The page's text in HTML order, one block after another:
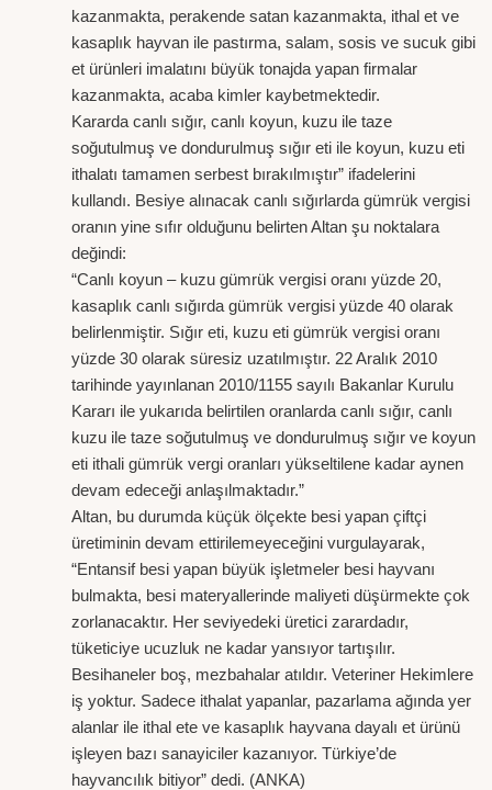
kazanmakta, perakende satan kazanmakta, ithal et ve
kasaplık hayvan ile pastırma, salam, sosis ve sucuk gibi
et ürünleri imalatını büyük tonajda yapan firmalar
kazanmakta, acaba kimler kaybetmektedir.
Kararda canlı sığır, canlı koyun, kuzu ile taze
soğutulmuş ve dondurulmuş sığır eti ile koyun, kuzu eti
ithalatı tamamen serbest bırakılmıştır” ifadelerini
kullandı. Besiye alınacak canlı sığırlarda gümrük vergisi
oranın yine sıfır olduğunu belirten Altan şu noktalara
değindi:
“Canlı koyun – kuzu gümrük vergisi oranı yüzde 20,
kasaplık canlı sığırda gümrük vergisi yüzde 40 olarak
belirlenmiştir. Sığır eti, kuzu eti gümrük vergisi oranı
yüzde 30 olarak süresiz uzatılmıştır. 22 Aralık 2010
tarihinde yayınlanan 2010/1155 sayılı Bakanlar Kurulu
Kararı ile yukarıda belirtilen oranlarda canlı sığır, canlı
kuzu ile taze soğutulmuş ve dondurulmuş sığır ve koyun
eti ithali gümrük vergi oranları yükseltilene kadar aynen
devam edeceği anlaşılmaktadır.”
Altan, bu durumda küçük ölçekte besi yapan çiftçi
üretiminin devam ettirilemeyeceğini vurgulayarak,
“Entansif besi yapan büyük işletmeler besi hayvanı
bulmakta, besi materyallerinde maliyeti düşürmekte çok
zorlanacaktır. Her seviyedeki üretici zarardadır,
tüketiciye ucuzluk ne kadar yansıyor tartışılır.
Besihaneler boş, mezbahalar atıldır. Veteriner Hekimlere
iş yoktur. Sadece ithalat yapanlar, pazarlama ağında yer
alanlar ile ithal ete ve kasaplık hayvana dayalı et ürünü
işleyen bazı sanayiciler kazanıyor. Türkiye’de
hayvancılık bitiyor” dedi. (ANKA)